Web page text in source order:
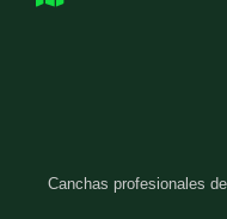
Canchas profesionales